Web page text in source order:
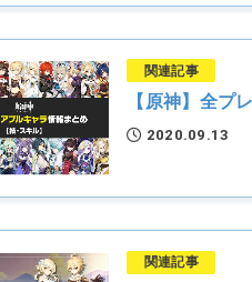
関連記事
【原神】全プ
2020.09.13
関連記事